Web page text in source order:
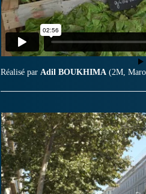
Réalisé par Adil BOUKHIMA (2M,